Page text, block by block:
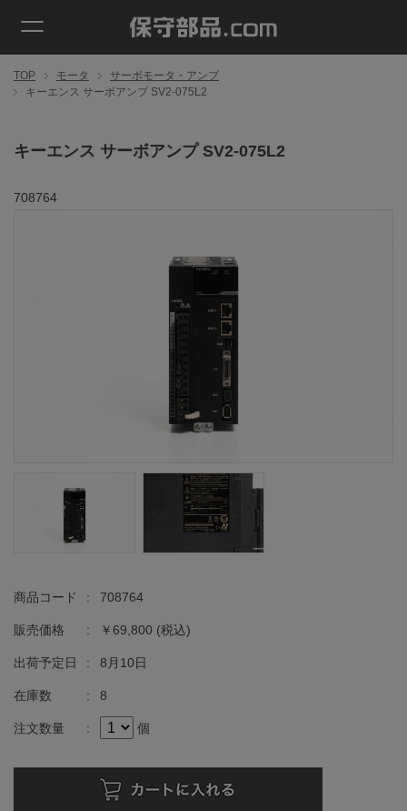
TOP モータ
サーボモータ・アンプ
キーエンス サーボアンプ SV2-075L2
キーエンス サーボアンプ SV2-075L2
708764
商品コード : 708764
販売価格 : ￥69,800 (税込)
出荷予定日 : 8月10日
在庫数 : 8
注文数量 : 個